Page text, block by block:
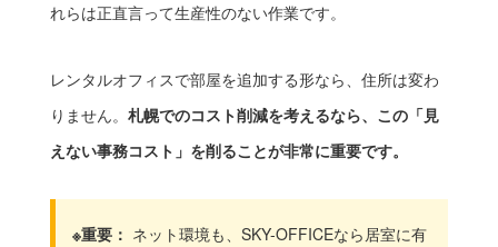
れらは正直言って生産性のない作業です。
レンタルオフィスで部屋を追加する形なら、住所は変わ
りません。 札幌でのコスト削減を考えるなら、この「見
えない事務コスト」を削ることが非常に重要です。
※重要： ネット環境も、SKY-OFFICEなら居室に有